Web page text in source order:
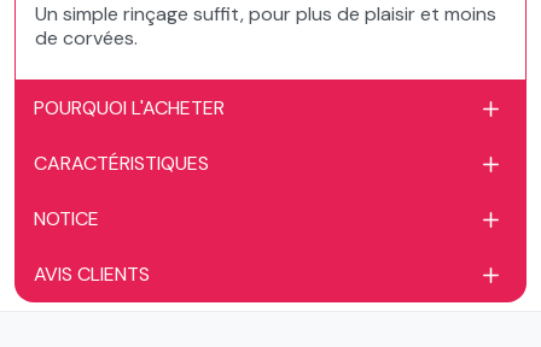
Un simple rinçage suffit, pour plus de plaisir et moins
de corvées.
POURQUOI L'ACHETER
CARACTÉRISTIQUES
NOTICE
AVIS CLIENTS